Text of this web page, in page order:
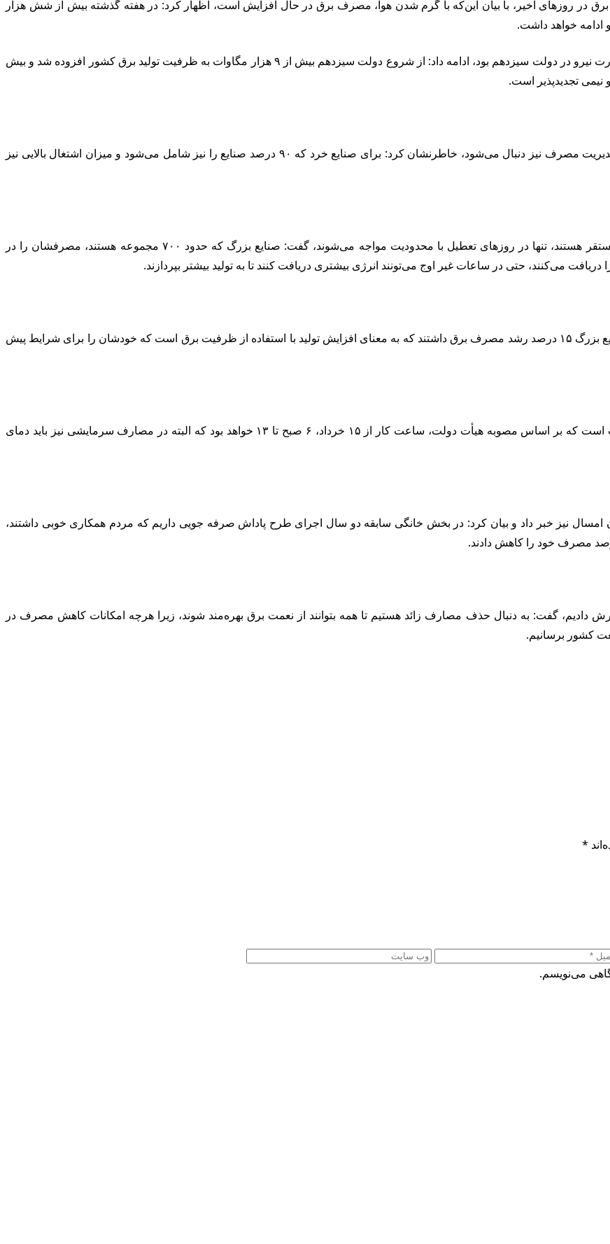
در روز‌های اخیر، با بیان این‌که با گرم شدن هوا، مصرف برق در حال افزایش است، اظهار کرد: در هفته گذشته بیش از شش هزار
خواهد داشت.
وی با بیان این‌که توسعه نیروگاه‌ها و مدیریت مصرف، دو برنامه جدی وزارت نیرو در دولت سیزدهم بود، ادامه داد: از شروع دولت سیزدهم بیش از ۹ هزار مگاوات به ظرفیت تولید برق کشور افزوده شد و بیش
وزیر نیرو با تأکید بر این‌که در کنار افزایش ظرفیت تولید برق، موضوع مدیریت مصرف نیز دنبال می‌شود، خاطرنشان کرد: برای صنایع خرد که ۹۰ درصد صنایع را نیز شامل می‌شود و میزان اشتغال بالایی نیز
وی با بیان این‌که برای صنایع متوسط که عمدتأ در شهرک‌های صنعتی مستقر هستند، تنها در روز‌های تعطیل با محدودیت مواجه می‌شوند، گفت: صنایع بزرگ که حدود ۷۰۰ مجموعه هستند، مصرفشان را در
می‌کنند، حتی در ساعات غیر اوج می‌تونند انرژی بیشتری دریافت کنند تا به تولید بیشتر بپردازند.
محرابیان افزود: طی زمستان سال گذشته و دو ماهه ابتدای امسال، صنایع بزرگ ۱۵ درصد رشد مصرف برق داشتند که به معنای افزایش تولید با استفاده از ظرفیت برق است که خودشان را برای شرایط پیش
وی تصریح کرد: مهم‌ترین برنامه در بخش اداری، تغییر ساعت کار ادارات است که بر اساس مصوبه هیأت دولت، ساعت کار از ۱۵ خرداد، ۶ صبح تا ۱۳ خواهد بود که البته در مصارف سرمایشی نیز باید دمای
صرفه جویی از ۱۵ خرداد تا پایان تابستان امسال نیز خبر داد و بیان کرد: در بخش خانگی سابقه دو سال اجرای طرح پاداش صرفه جویی داریم که مردم همکاری خوبی داشتند،
دادیم، گفت: به دنبال حذف مصارف زائد هستیم تا همه بتوانند از نعمت برق بهره‌مند شوند، زیرا هرچه امکانات کاهش مصرف در
کشور برسانیم.
*
می‌نویسم.